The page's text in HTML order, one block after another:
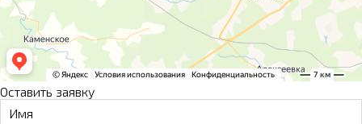
Оставить заявку